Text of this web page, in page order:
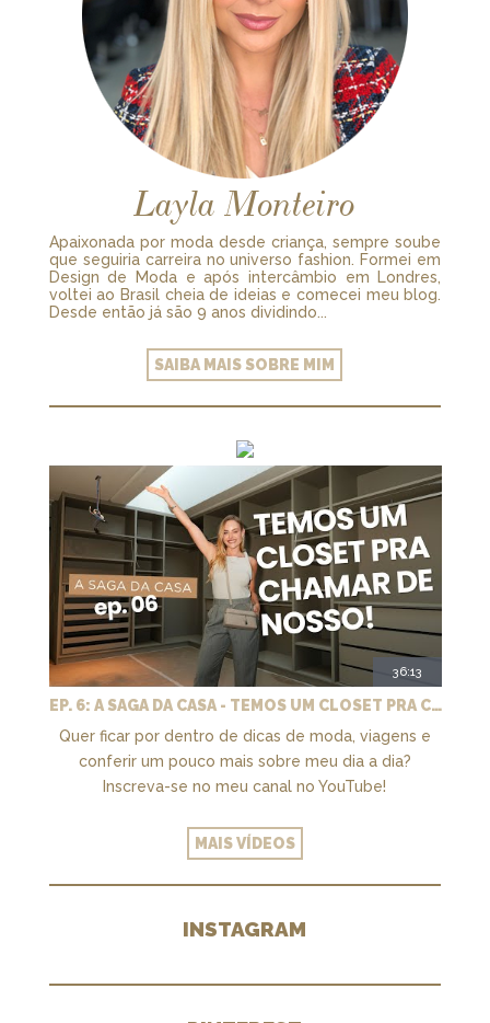
Layla Monteiro
Apaixonada por moda desde criança, sempre soube
que seguiria carreira no universo fashion. Formei em
Design de Moda e após intercâmbio em Londres,
voltei ao Brasil cheia de ideias e comecei meu blog.
Desde então já são 9 anos dividindo...
SAIBA MAIS SOBRE MIM
36:13
EP. 6: A SAGA DA CASA - TEMOS UM CLOSET PRA CHAMAR DE NOSSO + MARCENARIA E PAISAGISMO
Quer ficar por dentro de dicas de moda, viagens e
conferir um pouco mais sobre meu dia a dia?
Inscreva-se no meu canal no YouTube!
MAIS VÍDEOS
INSTAGRAM